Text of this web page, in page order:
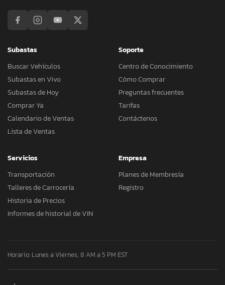
Subastas
Buscar Vehículos
Subastas en Vivo
Subastas de Hoy
Comprar Ya
Calendario de Ventas
Lista de Ventas
Soporte
Centro de Conocimiento
Cómo Comprar
Preguntas frecuentes
Tarifas
Contáctenos
Servicios
Transportación
Talleres de Carrocería
Historia de Precios
Informes de historial de VIN
Empresa
Planes de Membresía
Registro
Horario: Lunes a Viernes, 8 AM a 5 PM EST